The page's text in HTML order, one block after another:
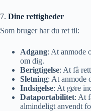
7. Dine rettigheder
Som bruger har du ret til:
Adgang: At anmode
om dig.
Berigtigelse: At få
Sletning: At anmode
Indsigelse: At gøre
Dataportabilitet: At
almindeligt anvendt